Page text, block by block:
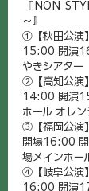
『NON
～』
①【秋田公演
15:00 開演
やきシアター
②【高知公演
14:00 開演
ホール オレン
③【福岡公演
開場16:00
場メインホー
④【岐阜公演
16:00 開演